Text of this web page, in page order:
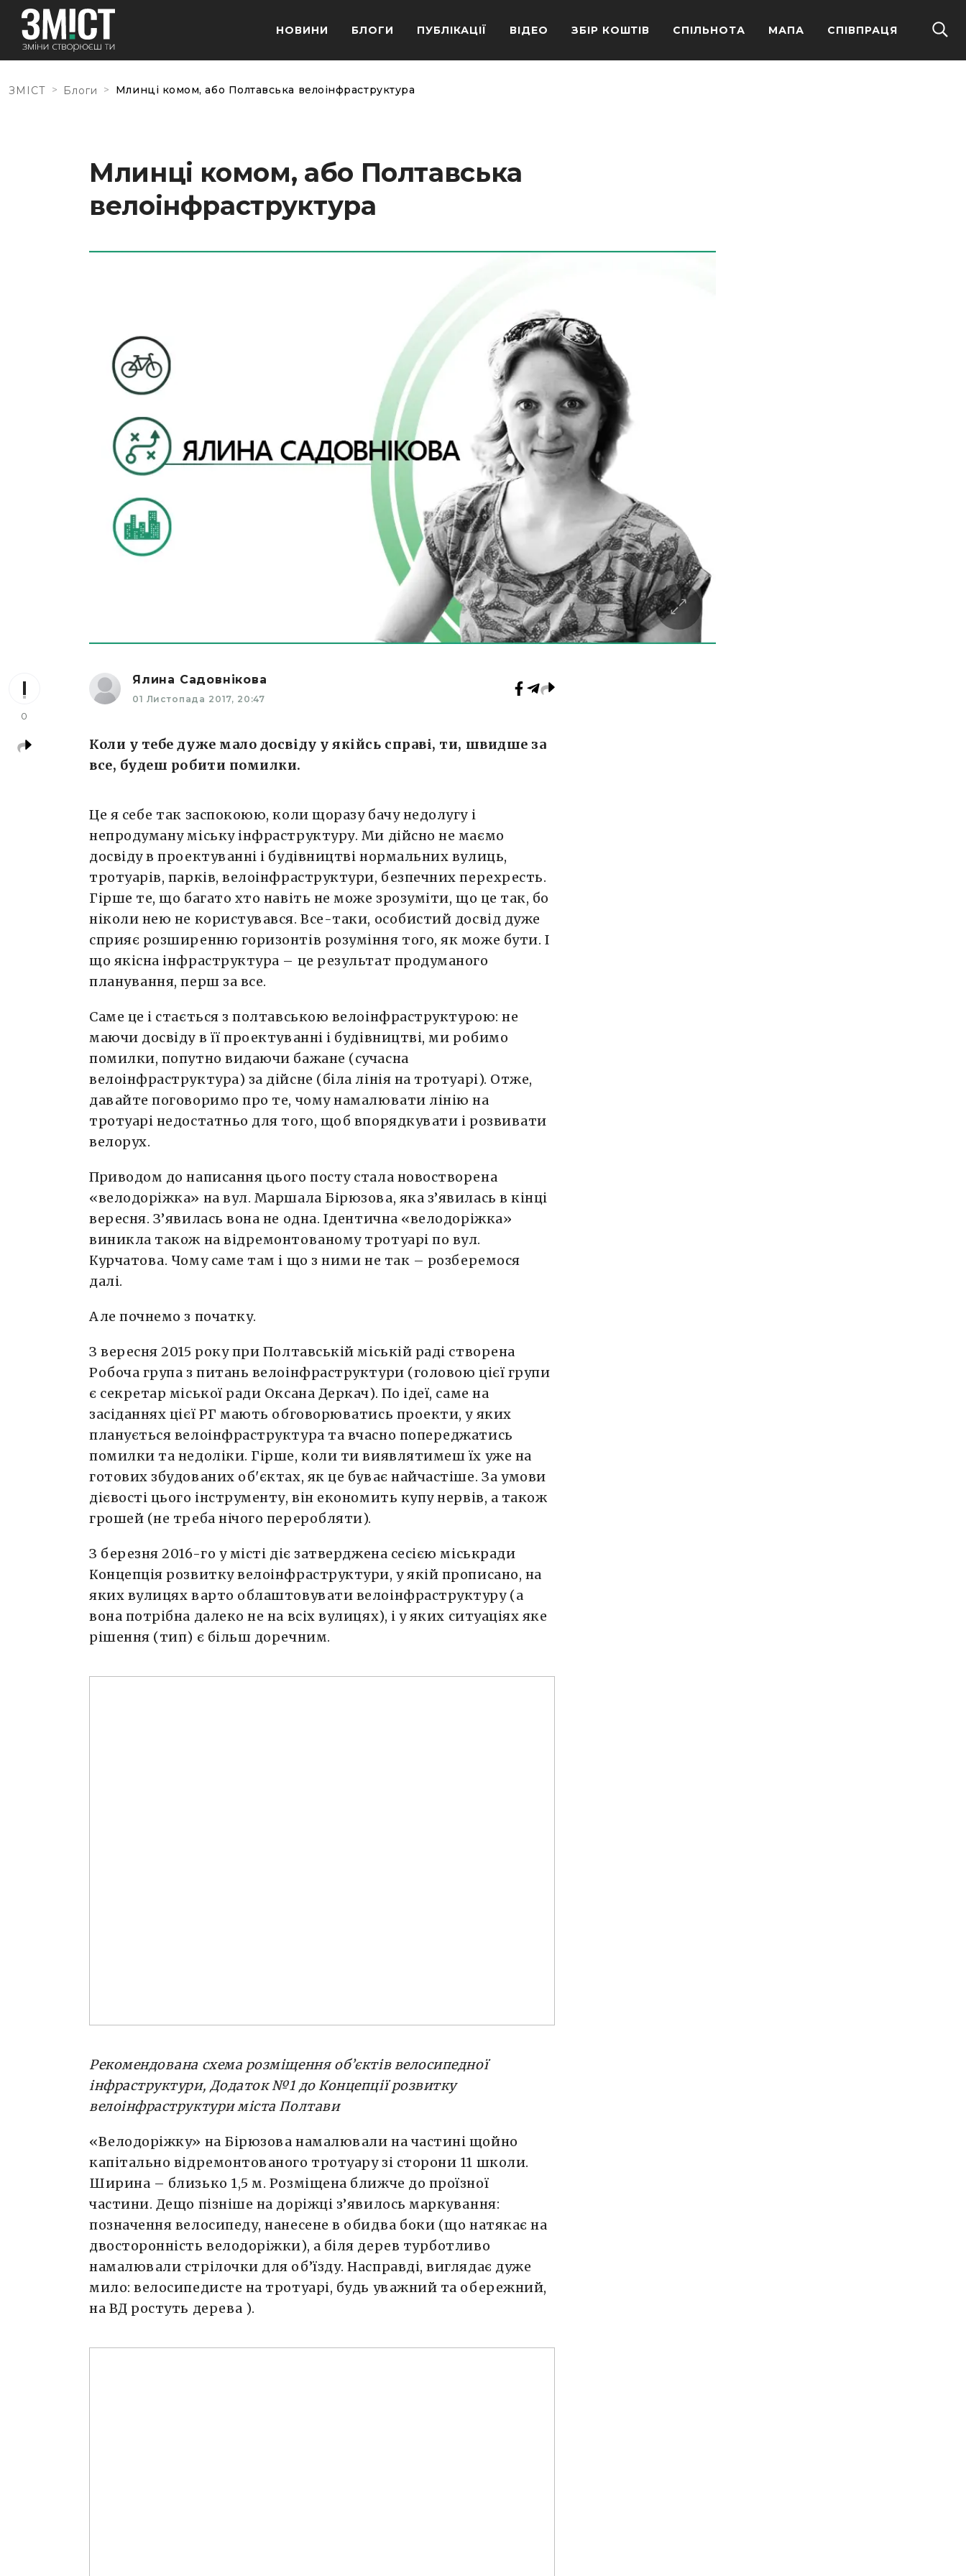
НОВИНИ БЛОГИ ПУБЛІКАЦІЇ ВІДЕО ЗБІР КОШТІВ СПІЛЬНОТА МАПА СПІВПРАЦЯ
ЗМІСТ > Блоги > Млинці комом, або Полтавська велоінфраструктура
Млинці комом, або Полтавська
велоінфраструктура
0
Ялина Садовнікова
01 Листопада 2017, 20:47
Коли у тебе дуже мало досвіду у якійсь справі, ти, швидше за
все, будеш робити помилки.
Це я себе так заспокоюю, коли щоразу бачу недолугу і
непродуману міську інфраструктуру. Ми дійсно не маємо
досвіду в проектуванні і будівництві нормальних вулиць,
тротуарів, парків, велоінфраструктури, безпечних перехресть.
Гірше те, що багато хто навіть не може зрозуміти, що це так, бо
ніколи нею не користувався. Все-таки, особистий досвід дуже
сприяє розширенню горизонтів розуміння того, як може бути. І
що якісна інфраструктура – це результат продуманого
планування, перш за все.
Саме це і стається з полтавською велоінфраструктурою: не
маючи досвіду в її проектуванні і будівництві, ми робимо
помилки, попутно видаючи бажане (сучасна
велоінфраструктура) за дійсне (біла лінія на тротуарі). Отже,
давайте поговоримо про те, чому намалювати лінію на
тротуарі недостатньо для того, щоб впорядкувати і розвивати
велорух.
Приводом до написання цього посту стала новостворена
«велодоріжка» на вул. Маршала Бірюзова, яка з’явилась в кінці
вересня. З’явилась вона не одна. Ідентична «велодоріжка»
виникла також на відремонтованому тротуарі по вул.
Курчатова. Чому саме там і що з ними не так – розберемося
далі.
Але почнемо з початку.
З вересня 2015 року при Полтавській міській раді створена
Робоча група з питань велоінфраструктури (головою цієї групи
є секретар міської ради Оксана Деркач). По ідеї, саме на
засіданнях цієї РГ мають обговорюватись проекти, у яких
планується велоінфраструктура та вчасно попереджатись
помилки та недоліки. Гірше, коли ти виявлятимеш їх уже на
готових збудованих об'єктах, як це буває найчастіше. За умови
дієвості цього інструменту, він економить купу нервів, а також
грошей (не треба нічого переробляти).
З березня 2016-го у місті діє затверджена сесією міськради
Концепція розвитку велоінфраструктури, у якій прописано, на
яких вулицях варто облаштовувати велоінфраструктуру (а
вона потрібна далеко не на всіх вулицях), і у яких ситуаціях яке
рішення (тип) є більш доречним.
Рекомендована схема розміщення об’єктів велосипедної
інфраструктури, Додаток №1 до Концепції розвитку
велоінфраструктури міста Полтави
«Велодоріжку» на Бірюзова намалювали на частині щойно
капітально відремонтованого тротуару зі сторони 11 школи.
Ширина – близько 1,5 м. Розміщена ближче до проїзної
частини. Дещо пізніше на доріжці з’явилось маркування:
позначення велосипеду, нанесене в обидва боки (що натякає на
двосторонність велодоріжки), а біля дерев турботливо
намалювали стрілочки для об’їзду. Насправді, виглядає дуже
мило: велосипедисте на тротуарі, будь уважний та обережний,
на ВД ростуть дерева ).